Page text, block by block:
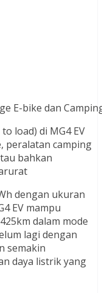
E-bike dan
load) di MG4 EV
peralatan camping
bahkan
dengan ukuran
EV mampu
dalam mode
lagi dengan
semakin
daya listrik yang